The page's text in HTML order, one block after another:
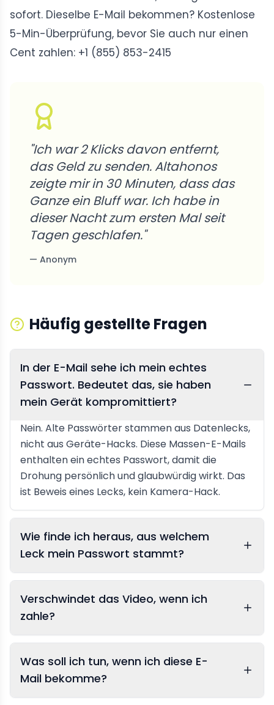
sofort. Dieselbe E-Mail bekommen? Kostenlose
5-Min-Überprüfung, bevor Sie auch nur einen
Cent zahlen: +1 (855) 853-2415
"Ich war 2 Klicks davon entfernt,
das Geld zu senden. Altahonos
zeigte mir in 30 Minuten, dass das
Ganze ein Bluff war. Ich habe in
dieser Nacht zum ersten Mal seit
Tagen geschlafen."
— Anonym
Häufig gestellte Fragen
In der E-Mail sehe ich mein echtes
Passwort. Bedeutet das, sie haben
mein Gerät kompromittiert?
Nein. Alte Passwörter stammen aus Datenlecks,
nicht aus Geräte-Hacks. Diese Massen-E-Mails
enthalten ein echtes Passwort, damit die
Drohung persönlich und glaubwürdig wirkt. Das
ist Beweis eines Lecks, kein Kamera-Hack.
Wie finde ich heraus, aus welchem
Leck mein Passwort stammt?
Verschwindet das Video, wenn ich
zahle?
Was soll ich tun, wenn ich diese E-
Mail bekomme?